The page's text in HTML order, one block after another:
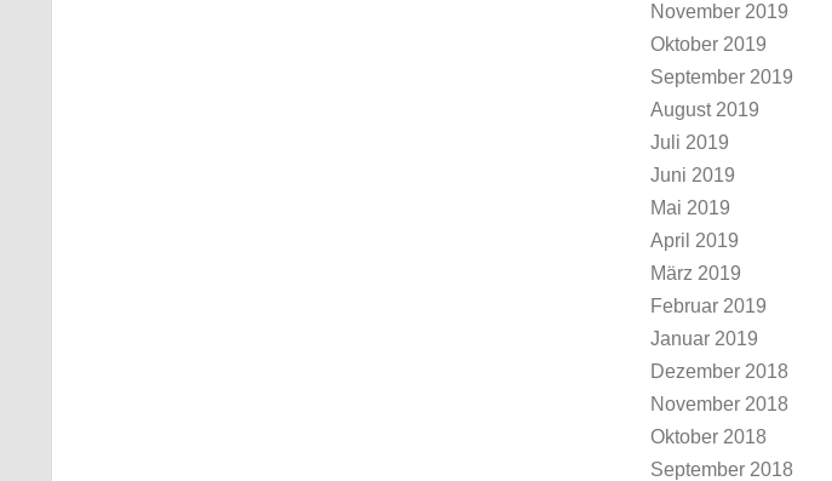
November 2019
Oktober 2019
September 2019
August 2019
Juli 2019
Juni 2019
Mai 2019
April 2019
März 2019
Februar 2019
Januar 2019
Dezember 2018
November 2018
Oktober 2018
September 2018